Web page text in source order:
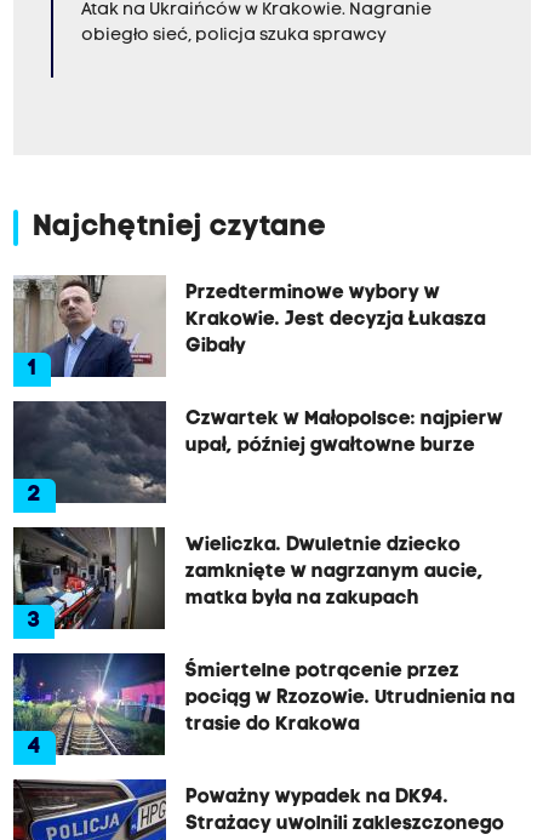
Atak na Ukraińców w Krakowie. Nagranie
obiegło sieć, policja szuka sprawcy
Najchętniej czytane
1
Przedterminowe wybory w
Krakowie. Jest decyzja Łukasza
Gibały
2
Czwartek w Małopolsce: najpierw
upał, później gwałtowne burze
3
Wieliczka. Dwuletnie dziecko
zamknięte w nagrzanym aucie,
matka była na zakupach
4
Śmiertelne potrącenie przez
pociąg w Rzozowie. Utrudnienia na
trasie do Krakowa
Poważny wypadek na DK94.
Strażacy uwolnili zakleszczonego